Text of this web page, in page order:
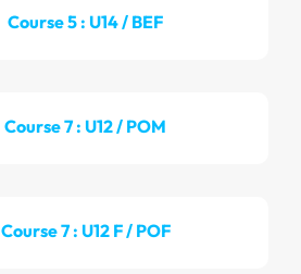
Course 5 : U14 / BEF
Course 7 : U12 / POM
Course 7 : U12 F / POF